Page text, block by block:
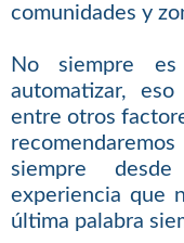
comunidades y
No siempre es
automatizar,
entre otros
siempre
experiencia que
última palabra